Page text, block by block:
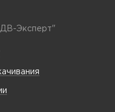
Эксперт"